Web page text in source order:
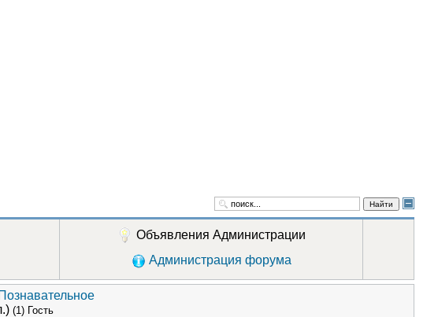
Найти
Объявления Администрации
Администрация форума
Познавательное
(1) Гость